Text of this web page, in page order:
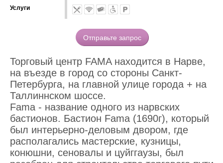
Услуги
Торговый центр FAMA находится в Нарве,
на въезде в город со стороны Санкт-
Петербурга, на главной улице города + на
Таллиннском шоссе.
Fama - название одного из нарвских
бастионов. Бастион Fama (1690г), который
был интерьерно-деловым двором, где
располагались мастерские, кузницы,
конюшни, сеновалы и цуйггаузы, был